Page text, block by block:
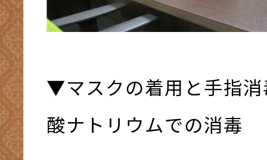
▼マスクの着用と手指
酸ナトリウムでの消毒